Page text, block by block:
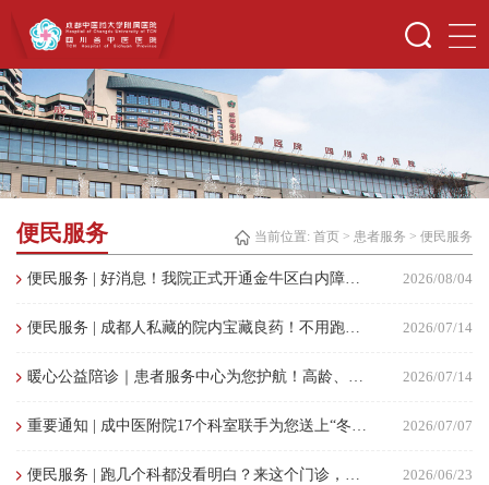
当前位置: 首页 > 患者服务 > 便民服务
便民服务
便民服务 | 好消息！我院正式开通金牛区白内障手术补贴医院直报服务！ 2026/08/04
便民服务 | 成都人私藏的院内宝藏良药！不用跑医院，线上直接开、配送到家 2026/07/14
暖心公益陪诊｜患者服务中心为您护航！高龄、残障群众入出院全程免费陪伴 2026/07/14
重要通知 | 成中医附院17个科室联手为您送上“冬病夏治”的三伏贴，快来收藏本攻略吧！ 2026/07/07
便民服务 | 跑几个科都没看明白？来这个门诊，一次挂号多位专家一起帮你看！ 2026/06/23